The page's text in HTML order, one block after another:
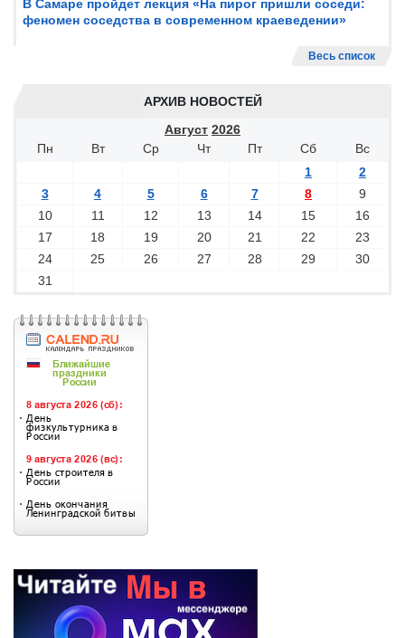
В Самаре пройдет лекция «На пирог пришли соседи:
феномен соседства в современном краеведении»
Весь список
АРХИВ НОВОСТЕЙ
Август 2026
Пн
Вт Ср Чт Пт Сб
Вс
1
2
3
4 5 6 7 8
9
10
11 12 13 14 15
16
17
18 19 20 21 22
23
24
25 26 27 28 29
30
31